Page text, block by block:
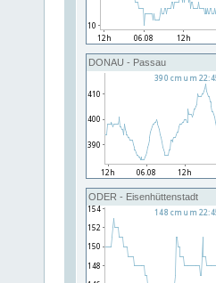
DONAU - Passau
ODER - Eisenhüttenstadt